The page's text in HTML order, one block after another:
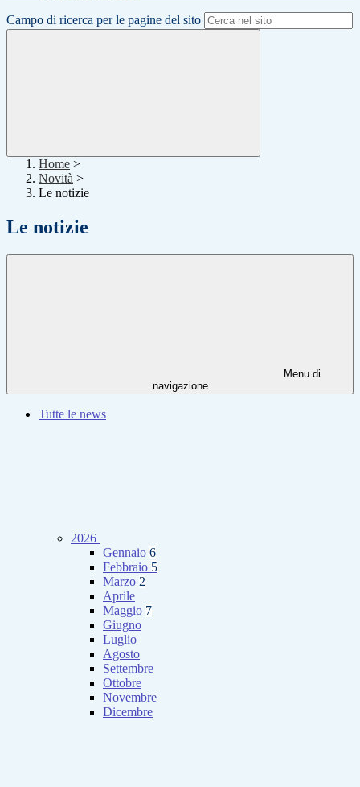
Campo di ricerca per le pagine del sito
Home >
Novità >
Le notizie
Le notizie
Menu di
navigazione
Tutte le news
2026
Gennaio 6
Febbraio 5
Marzo 2
Aprile
Maggio 7
Giugno
Luglio
Agosto
Settembre
Ottobre
Novembre
Dicembre